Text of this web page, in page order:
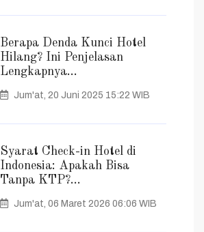
Berapa Denda Kunci Hotel
Hilang? Ini Penjelasan
Lengkapnya...
Jum'at, 20 Juni 2025 15:22 WIB
Syarat Check-in Hotel di
Indonesia: Apakah Bisa
Tanpa KTP?...
Jum'at, 06 Maret 2026 06:06 WIB